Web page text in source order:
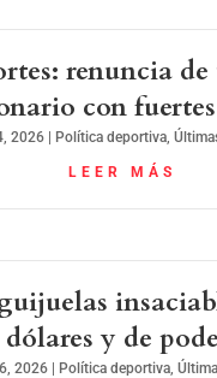
renuncia
con
2026 Política deportiva,
LEER MÁS
dólares y de
2026 | Política deportiva ,